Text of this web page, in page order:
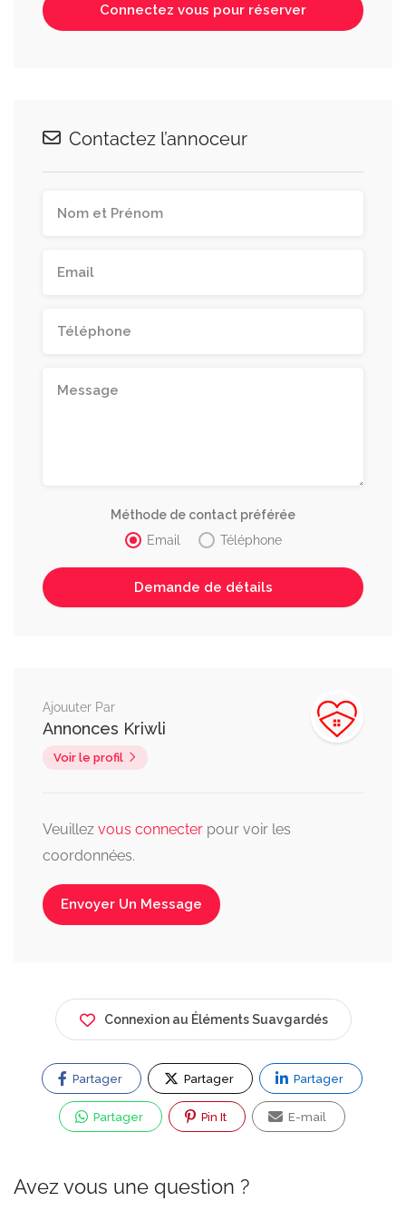
Connectez vous pour réserver
Contactez l’annoceur
Méthode de contact préférée
Email
Téléphone
Ajouuter Par
Annonces Kriwli
Voir le profil
Veuillez vous connecter pour voir les
coordonnées.
Envoyer Un Message
Connexion au Éléments Suavgardés
Partager Partager Partager
Partager Pin It E-mail
Avez vous une question ?